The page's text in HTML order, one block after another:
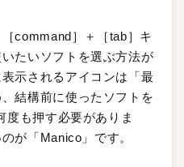
command］＋［tab］キ
たいソフトを選ぶ方法が
示されるアイコンは「最
結構前に使ったソフトを
度も押す必要がありま
が「Manico」です。